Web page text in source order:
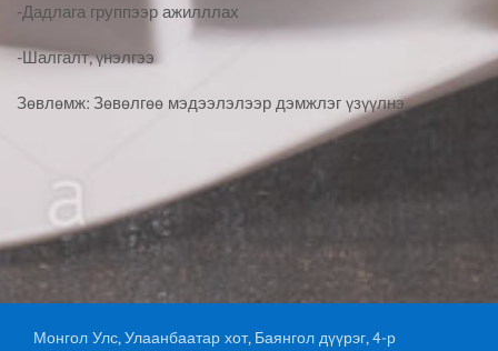
-Дадлага группээр ажилллах
-Шалгалт, үнэлгээ
Зөвлөмж: Зөвөлгөө мэдээлэлээр дэмжлэг үзүүлнэ.
Монгол Улс, Улаанбаатар хот, Баянгол дүүрэг, 4-р